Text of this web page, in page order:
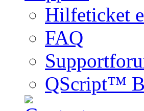
Hilfeticket
FAQ
QScript™